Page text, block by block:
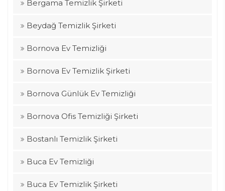
Bergama Temizlik Şirketi
Beydağ Temizlik Şirketi
Bornova Ev Temizliği
Bornova Ev Temizlik Şirketi
Bornova Günlük Ev Temizliği
Bornova Ofis Temizliği Şirketi
Bostanlı Temizlik Şirketi
Buca Ev Temizliği
Buca Ev Temizlik Şirketi